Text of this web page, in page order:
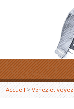
Accueil> Venez et voyez